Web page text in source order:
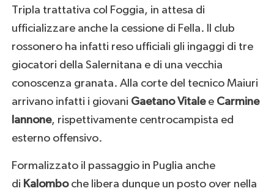
Tripla trattativa col Foggia, in attesa di
ufficializzare anche la cessione di Fella. Il club
rossonero ha infatti reso ufficiali gli ingaggi di tre
giocatori della Salernitana e di una vecchia
conoscenza granata. Alla corte del tecnico Maiuri
arrivano infatti i giovani Gaetano Vitale e Carmine
Iannone, rispettivamente centrocampista ed
esterno offensivo.
Formalizzato il passaggio in Puglia anche
di Kalomboche libera dunque un posto over nella